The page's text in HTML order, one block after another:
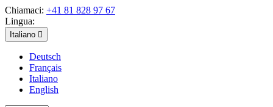
Chiamaci: +41 81 828 97 67
Lingua:
Italiano 
Deutsch
Français
Italiano
English